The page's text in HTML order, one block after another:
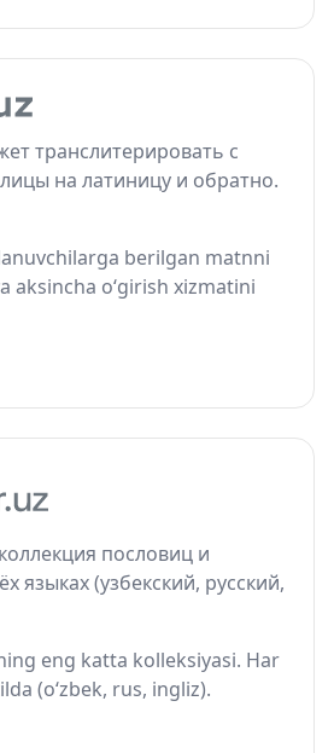
транслитерировать с
на латиницу и обратно.
berilgan matnni
aksincha o‘girish xizmatini
пословиц и
языках (узбекский, русский,
eng katta kolleksiyasi. Har
(o‘zbek, rus, ingliz).